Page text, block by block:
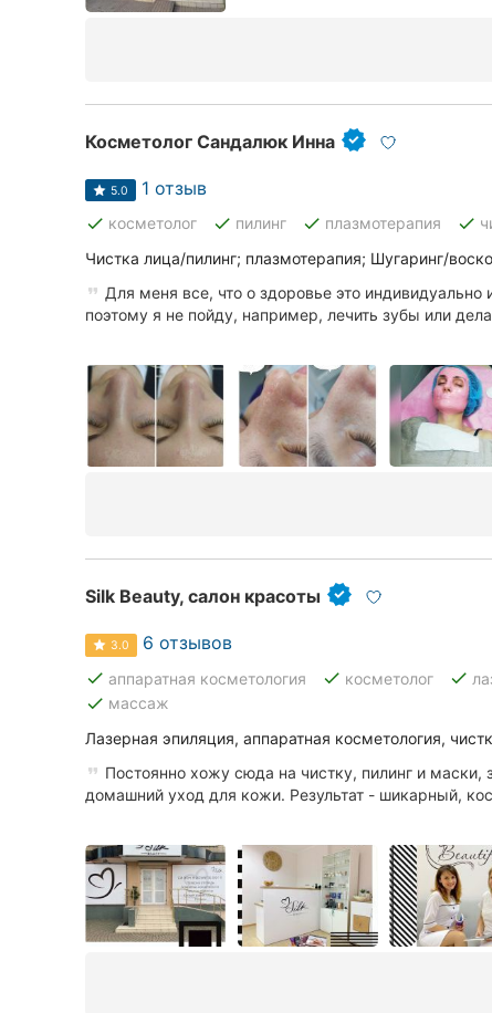
Косметолог Сандалюк Инна
5.0 1 отзыв
done косметолог done пилинг done плазмотерапия done
Чистка лица/пилинг; плазмотерапия; Шугаринг/
Для меня все, что о здоровье это индивидуально
поэтому я не пойду, например, лечить зубы или
Silk Beauty, салон красоты
3.0 6 отзывов
done аппаратная косметология done косметолог done
done массаж
Лазерная эпиляция, аппаратная косметология,
Постоянно хожу сюда на чистку, пилинг и
домашний уход для кожи. Результат - шикарный,